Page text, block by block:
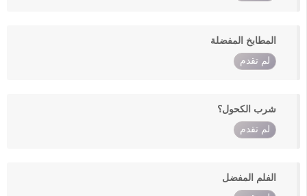
المطابخ المفضلة
لم تقدم
شرب الكحول؟
لم تقدم
الفلم المفضل